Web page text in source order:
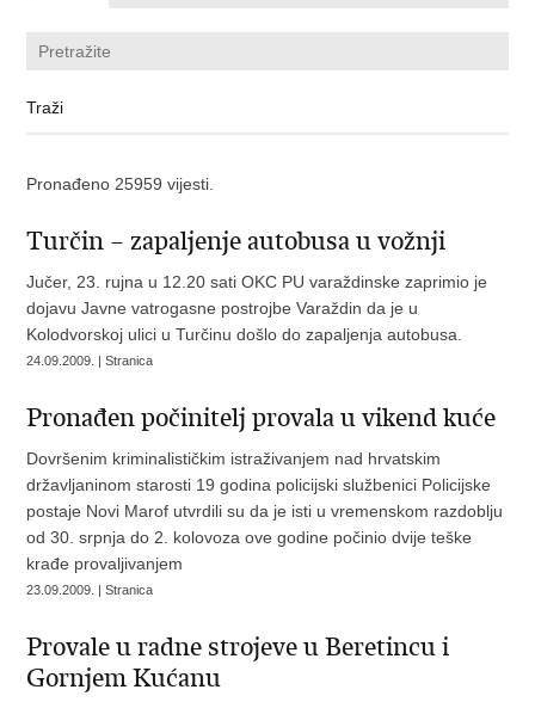
Pronađeno 25959 vijesti.
Turčin – zapaljenje autobusa u vožnji
Jučer, 23. rujna u 12.20 sati OKC PU varaždinske zaprimio je
dojavu Javne vatrogasne postrojbe Varaždin da je u
Kolodvorskoj ulici u Turčinu došlo do zapaljenja autobusa.
24.09.2009. | Stranica
Pronađen počinitelj provala u vikend kuće
Dovršenim kriminalističkim istraživanjem nad hrvatskim
državljaninom starosti 19 godina policijski službenici Policijske
postaje Novi Marof utvrdili su da je isti u vremenskom razdoblju
od 30. srpnja do 2. kolovoza ove godine počinio dvije teške
krađe provaljivanjem
23.09.2009. | Stranica
Provale u radne strojeve u Beretincu i
Gornjem Kućanu